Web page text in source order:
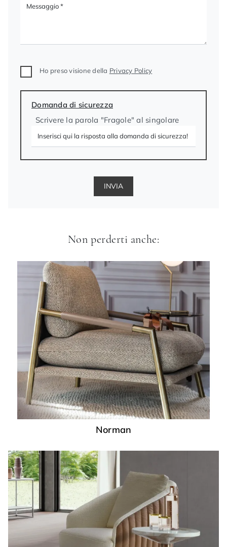
Ho preso visione della Privacy Policy
Domanda di sicurezza
Scrivere la parola "Fragole" al singolare
INVIA
Non perderti anche:
Norman